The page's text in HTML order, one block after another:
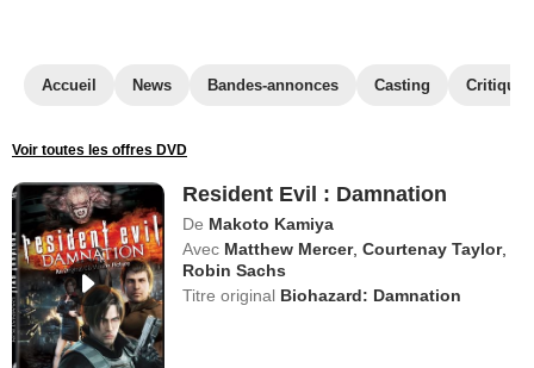
Accueil News Bandes-annonces Casting
Voir toutes les offres DVD
Resident Evil : Damnation
De Makoto Kamiya
Avec Matthew Mercer,Courtenay Taylor,
Robin Sachs
Titre original Biohazard: Damnation